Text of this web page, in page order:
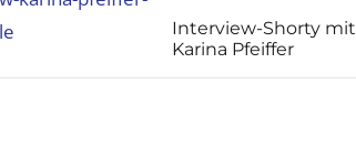
Interview-Shorty mit
Karina Pfeiffer